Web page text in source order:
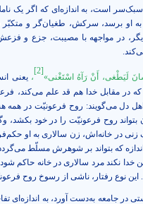
است، به اندازه‌ای که اگر یک
او برسد، سرکش، طغیان‌گر و متکبّر
دیگر، در مواجهه با مصیبت، جزع و
لَيَطْغى‏، أَنْ رَآهُ اسْتَغْنى‏»
[2]
،یعنی
در مقابل خدا هم قد علم می‌کند،
دل می‌گویند: روح فرعونیّت در همه
روح فرعونیّت را در خود بکشد،
در خانه‌اش، زن سالاری به او
که بتواند بر شوهرش مسلّط
نکند مرد سالاری در خانه حاکم
این نوع رفتار، ناشی از رسوخ روح
در جامعه به‌دست آورد، به اندازه‌ای